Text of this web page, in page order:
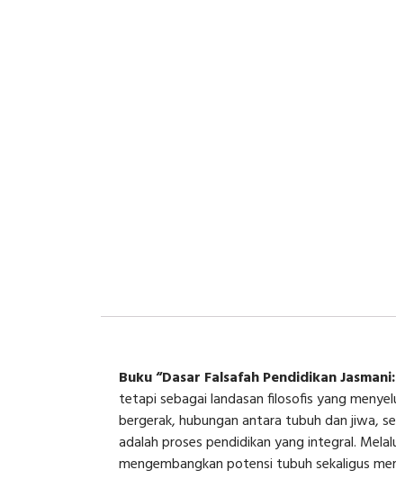
Buku “Dasar Falsafah Pendidikan
tetapi sebagai landasan filosofis yang
bergerak, hubungan antara tubuh dan jiwa,
adalah proses pendidikan yang integral.
mengembangkan potensi tubuh sekaligus